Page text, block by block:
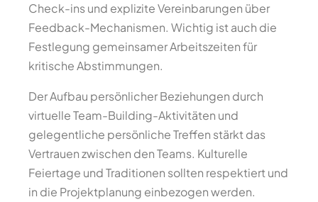
Check-ins und explizite Vereinbarungen über
Feedback-Mechanismen. Wichtig ist auch die
Festlegung gemeinsamer Arbeitszeiten für
kritische Abstimmungen.
Der Aufbau persönlicher Beziehungen durch
virtuelle Team-Building-Aktivitäten und
gelegentliche persönliche Treffen stärkt das
Vertrauen zwischen den Teams. Kulturelle
Feiertage und Traditionen sollten respektiert und
in die Projektplanung einbezogen werden.